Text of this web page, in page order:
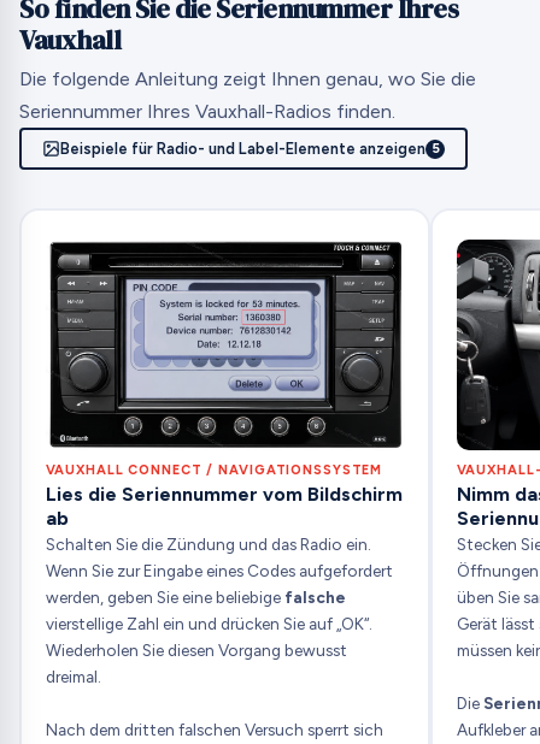
So finden Sie die Seriennummer Ihres
Vauxhall
Die folgende Anleitung zeigt Ihnen genau, wo Sie die
Seriennummer Ihres Vauxhall-Radios finden.
Beispiele für Radio- und Label-Elemente anzeigen 5
VAUXHALL CONNECT / NAVIGATIONSSYSTEM
Lies die Seriennummer vom Bildschirm
ab
Schalten Sie die Zündung und das Radio ein.
Wenn Sie zur Eingabe eines Codes aufgefordert
werden, geben Sie eine beliebige falsche
vierstellige Zahl ein und drücken Sie auf „OK“.
Wiederholen Sie diesen Vorgang bewusst
dreimal.
Nach dem dritten falschen Versuch sperrt sich
Nimm
Stecken
Öffnungen
üben Sie
Gerät
müssen
Die
Aufkleber